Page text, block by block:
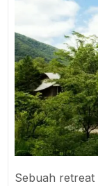
Sebuah retreat